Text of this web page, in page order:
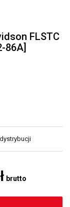
FLSTC
86A]
brutto